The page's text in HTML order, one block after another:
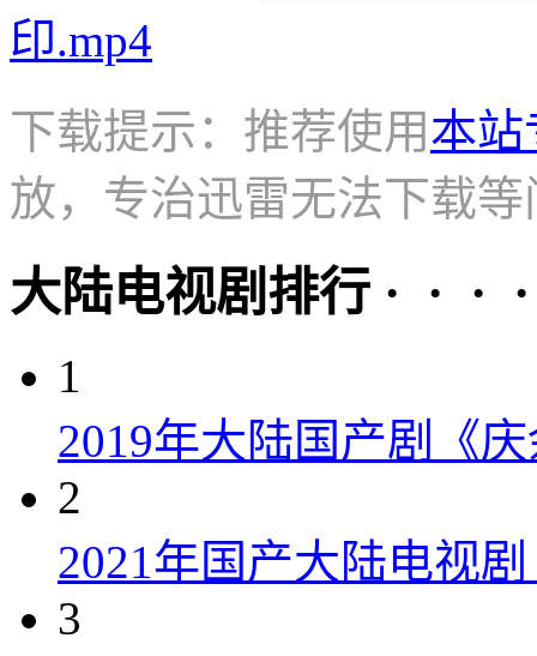
印.mp4
下载提示：推荐使用本站
放，专治迅雷无法下载等
大陆电视剧排行 · · ·
1
2019年大陆国产剧《
2
2021年国产大陆电视
3